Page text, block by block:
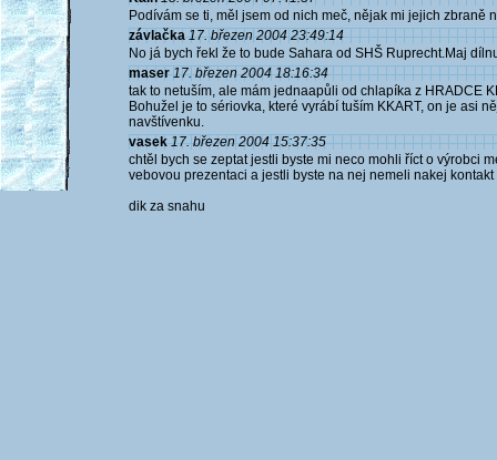
Podívám se ti, měl jsem od nich meč, nějak mi jejich zbraně
závlačka 17. březen 2004 23:49:14
No já bych řekl že to bude Sahara od SHŠ Ruprecht.Maj
maser 17. březen 2004 18:16:34
tak to netuším, ale mám jednaapůli od chlapíka z HRADCE
Bohužel je to sériovka, které vyrábí tuším KKART, on je asi
navštívenku.
vasek 17. březen 2004 15:37:35
chtěl bych se zeptat jestli byste mi neco mohli říct o výrobci
vebovou prezentaci a jestli byste na nej nemeli nakej kontakt
dik za snahu